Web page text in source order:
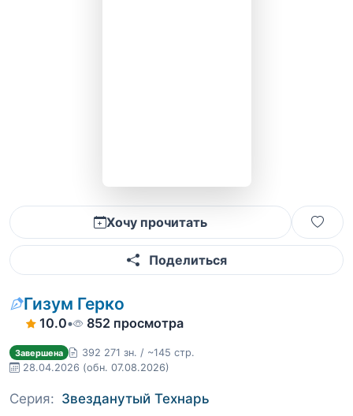
Хочу прочитать
Поделиться
Гизум Герко
10.0• 852 просмотра
Завершена
392 271 зн. / ~145 стр.
28.04.2026 (обн. 07.08.2026)
Серия: Звезданутый Технарь